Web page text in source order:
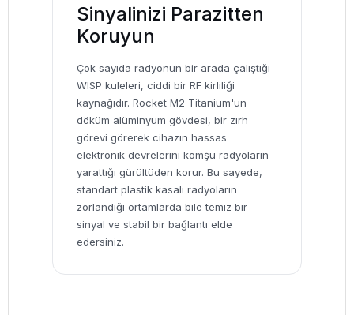
Sinyalinizi Parazitten
Koruyun
Çok sayıda radyonun bir arada çalıştığı
WISP kuleleri, ciddi bir RF kirliliği
kaynağıdır. Rocket M2 Titanium'un
döküm alüminyum gövdesi, bir zırh
görevi görerek cihazın hassas
elektronik devrelerini komşu radyoların
yarattığı gürültüden korur. Bu sayede,
standart plastik kasalı radyoların
zorlandığı ortamlarda bile temiz bir
sinyal ve stabil bir bağlantı elde
edersiniz.